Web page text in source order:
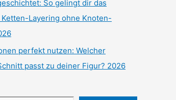
So gelingt dir das
Layering ohne Knoten-
perfekt nutzen: Welcher
passt zu deiner Figur? 2026